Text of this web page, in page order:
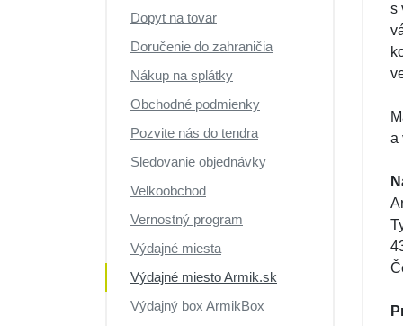
Dopyt na tovar
Doručenie do zahraničia
Nákup na splátky
Obchodné podmienky
Pozvite nás do tendra
Sledovanie objednávky
Velkoobchod
Vernostný program
Výdajné miesta
Výdajné miesto Armik.sk
Výdajný box ArmikBox
s
a